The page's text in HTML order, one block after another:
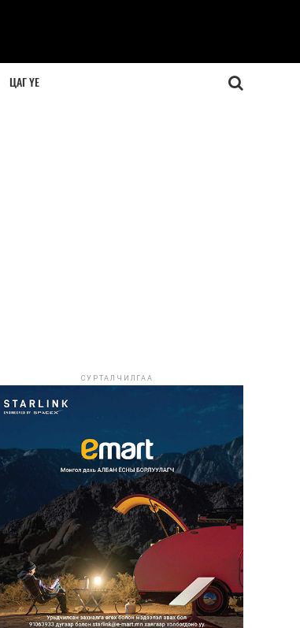
ЦАГ ҮЕ
СУРТАЛЧИЛГАА